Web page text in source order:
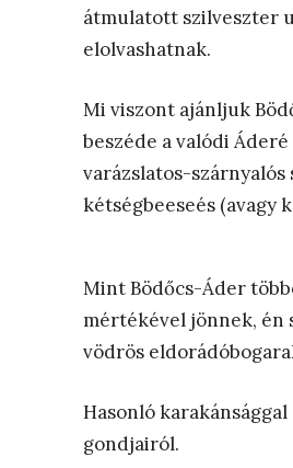
átmulatott szilveszter
elolvashatnak.
Mi viszont ajánljuk
beszéde a valódi
varázslatos-szárnyalós
kétségbeeseés (avagy
Mint Bödőcs-Áder
mértékével jönnek, én
vödrös
Hasonló
gondjairól.